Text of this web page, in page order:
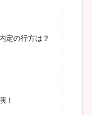
定の行方は？
！